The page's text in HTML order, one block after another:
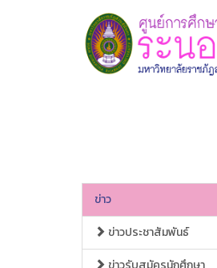
ข่าว
ข่าวประชาสัมพันธ์